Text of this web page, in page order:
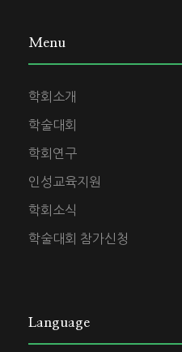
Menu
학회소개
학술대회
학회연구
인성교육지원
학회소식
학술대회 참가신청
Language